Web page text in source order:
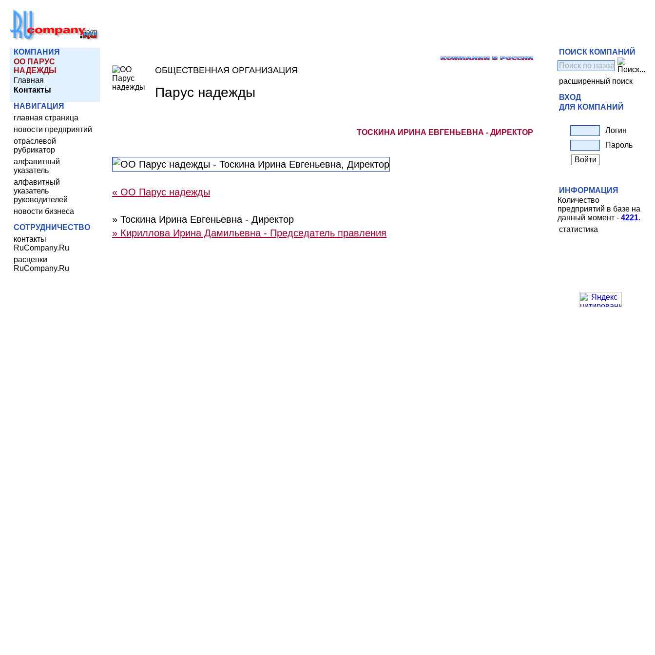
КОМПАНИЯ
ОО ПАРУС
НАДЕЖДЫ
Главная
Контакты
НАВИГАЦИЯ
главная страница
новости предприятий
отраслевой
рубрикатор
алфавитный
указатель
алфавитный
указатель
руководителей
новости бизнеса
СОТРУДНИЧЕСТВО
контакты
RuCompany.Ru
расценки
RuCompany.Ru
ОБЩЕСТВЕННАЯ ОРГАНИЗАЦИЯ
Парус надежды
ТОСКИНА ИРИНА ЕВГЕНЬЕВНА - ДИРЕКТОР
« ОО Парус надежды
» Тоскина Ирина Евгеньевна - Директор
» Кириллова Ирина Дамильевна - Председатель правления
ПОИСК КОМПАНИЙ
расширенный поиск
ВХОД
ДЛЯ КОМПАНИЙ
Логин
Пароль
ИНФОРМАЦИЯ
Количество
предприятий в базе на
данный момент - 4221.
статистика